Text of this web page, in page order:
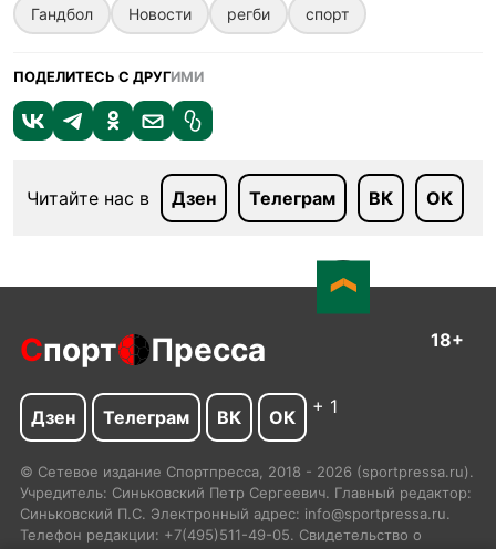
Гандбол Новости регби спорт
ПОДЕЛИТЕСЬ С ДРУГИМИ
Читайте нас в Дзен Телеграм ВК ОК
Спорт Пресса 18+
Дзен Телеграм ВК ОК + 1
© Сетевое издание Спортпресса, 2018 - 2026 (sportpressa.ru).
Учредитель: Синьковский Петр Сергеевич. Главный редактор:
Синьковский П.С. Электронный адрес: info@sportpressa.ru.
Телефон редакции: +7(495)511-49-05. Свидетельство о